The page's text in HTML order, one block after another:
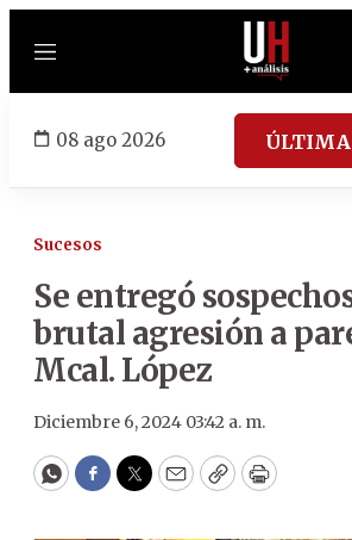
Menú
08 ago 2026
Sucesos
Se entregó
brutal agresión a
Mcal. López
Diciembre 6, 2024 03:42 a. m.
WhatsApp
Facebook
Twitter
EmailCopyPrint